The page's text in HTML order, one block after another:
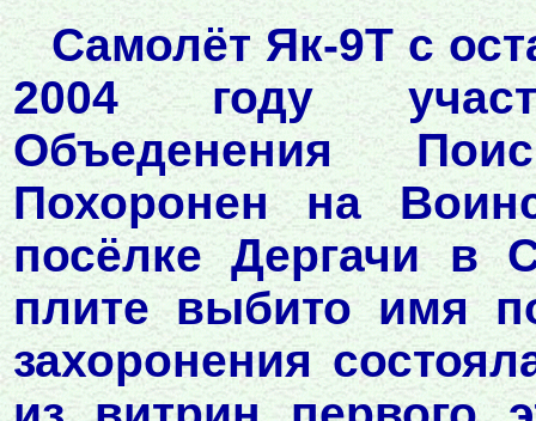
Самолёт Як-9Т с
2004 году
Объеденения
Похоронен на
посёлке Дергачи в
плите выбито имя
захоронения